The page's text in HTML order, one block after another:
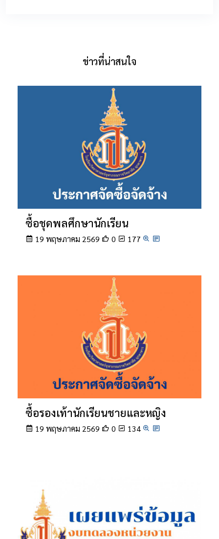
ข่าวที่น่าสนใจ
ซื้อชุดพลศึกษานักเรียน
19 พฤษภาคม 2569 0 177
ซื้อรองเท้านักเรียนชายและหญิง
19 พฤษภาคม 2569 0 134